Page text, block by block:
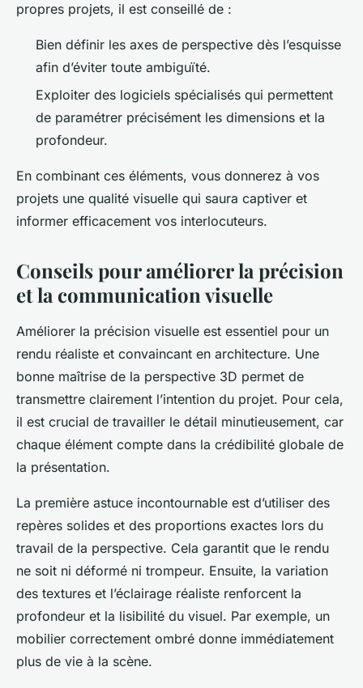
propres projets, il est conseillé de :
Bien définir les axes de perspective dès l’esquisse
afin d’éviter toute ambiguïté.
Exploiter des logiciels spécialisés qui permettent
de paramétrer précisément les dimensions et la
profondeur.
En combinant ces éléments, vous donnerez à vos
projets une qualité visuelle qui saura captiver et
informer efficacement vos interlocuteurs.
Conseils pour améliorer la précision
et la communication visuelle
Améliorer la précision visuelle est essentiel pour un
rendu réaliste et convaincant en architecture. Une
bonne maîtrise de la perspective 3D permet de
transmettre clairement l’intention du projet. Pour cela,
il est crucial de travailler le détail minutieusement, car
chaque élément compte dans la crédibilité globale de
la présentation.
La première astuce incontournable est d’utiliser des
repères solides et des proportions exactes lors du
travail de la perspective. Cela garantit que le rendu
ne soit ni déformé ni trompeur. Ensuite, la variation
des textures et l’éclairage réaliste renforcent la
profondeur et la lisibilité du visuel. Par exemple, un
mobilier correctement ombré donne immédiatement
plus de vie à la scène.